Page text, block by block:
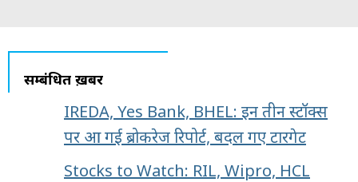
सम्बंधित ख़बरें
IREDA, Yes Bank, BHEL: इन तीन स्टॉक्स
पर आ गई ब्रोकरेज रिपोर्ट, बदल गए टारगेट
Stocks to Watch: RIL, Wipro, HCL